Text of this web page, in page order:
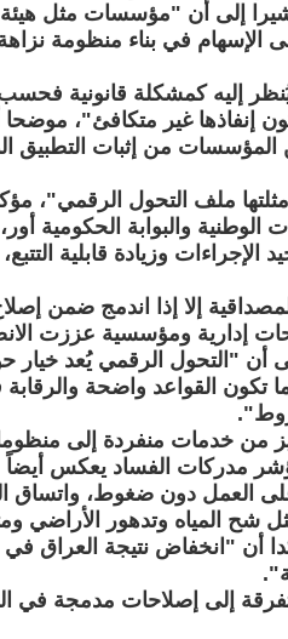
إلى أن "مؤسسات مثل هيئة
الإسهام في بناء منظومة
إليه كمشكلة قانونية
إنفاذها غير متكافئ"، موضحا
المؤسسات من إثبات التطبيق
ملف التحول الرقمي"،
والبوابة الحكومية
وزيادة قابلية
إلا إذا اندمج ضمن
إدارية ومؤسسية عززت
أن "التحول الرقمي يُعد
تكون القواعد واضحة
من خدمات منفردة إلى
مدركات الفساد يعكس أيضاً
على العمل دون ضغوط، واتساق
شح المياه وتدهور الأراضي
أن "انخفاض نتيجة العراق
إلى إصلاحات مدمجة في